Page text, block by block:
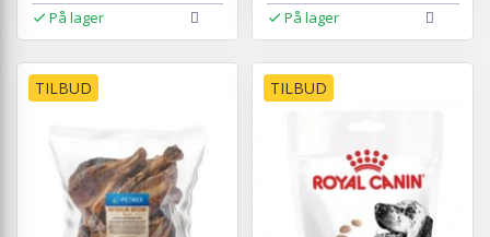
På lager På lager
TILBUD TILBUD